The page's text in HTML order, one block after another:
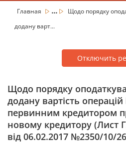
Главная ...
Щодо порядку
додану варт...
Отключить
Щодо порядку
додану вартість операцій
первинним кредитором
новому кредитору (Лист
від 06.02.2017 №2350/10/